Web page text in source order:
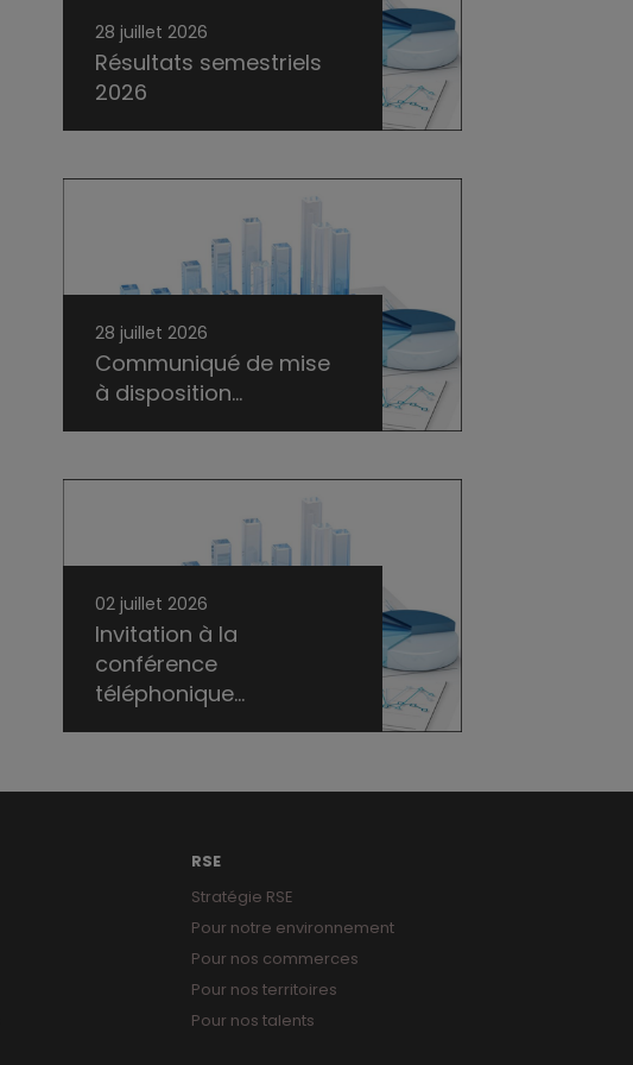
28 juillet 2026
Résultats semestriels
2026
28 juillet 2026
Communiqué de mise
à disposition...
02 juillet 2026
Invitation à la
conférence
téléphonique...
RSE
Stratégie RSE
Pour notre environnement
Pour nos commerces
Pour nos territoires
Pour nos talents